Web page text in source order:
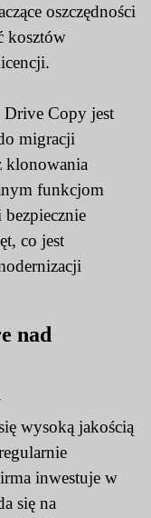
oszczędności
kosztów
Drive Copy jest
migracji
klonowania
funkcjom
co jest
nad
wysoką jakością
inwestuje w
się na